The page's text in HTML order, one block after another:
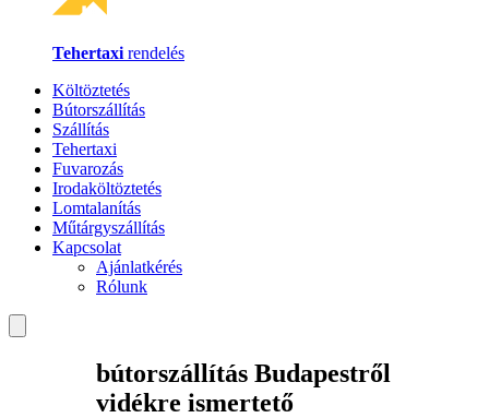
Tehertaxi rendelés
Költöztetés
Bútorszállítás
Szállítás
Tehertaxi
Fuvarozás
Irodaköltöztetés
Lomtalanítás
Műtárgyszállítás
Kapcsolat
Ajánlatkérés
Rólunk
bútorszállítás Budapestről
vidékre ismertető